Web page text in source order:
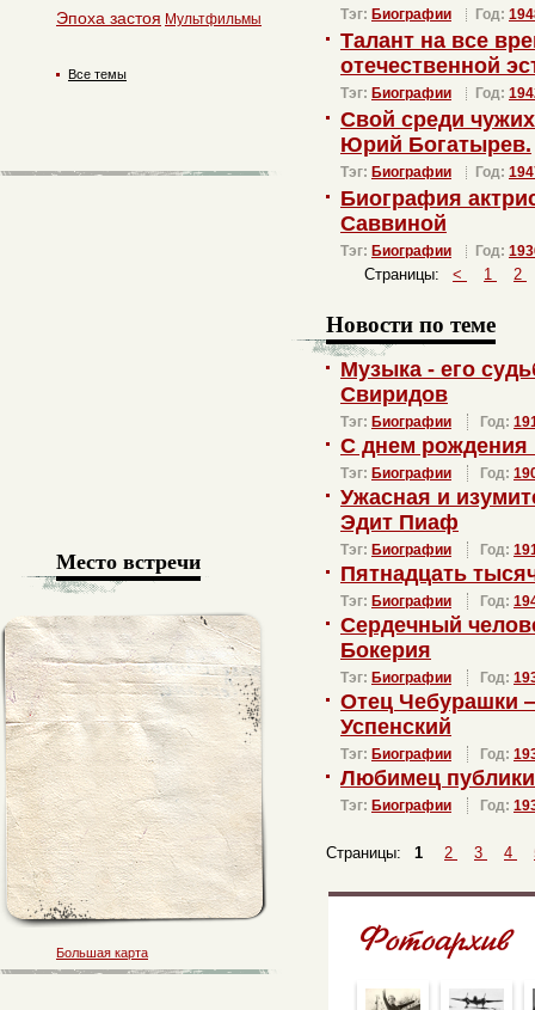
Тэг: Биографии Год:
Талант на все
отечественной
Тэг: Биографии Год:
Свой среди
Юрий Богатырев.
Тэг: Биографии Год:
Биография
Саввиной
Тэг: Биографии Год:
Страницы: < 1 2
Новости по теме
Музыка - его
Свиридов
Тэг: Биографии Год:
С днем
Тэг: Биографии Год:
Ужасная и
Эдит Пиаф
Тэг: Биографии Год:
Пятнадцать
Тэг: Биографии Год:
Сердечный
Бокерия
Тэг: Биографии Год:
Отец Чебурашки
Успенский
Тэг: Биографии Год:
Любимец
Тэг: Биографии Год:
Страницы: 1 2 3 4
Эпоха застоя Мультфильмы
Все темы
Место встречи
Большая карта